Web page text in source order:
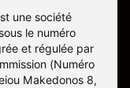
une société
le numéro
et régulée par
(Numéro
Makedonos 8,